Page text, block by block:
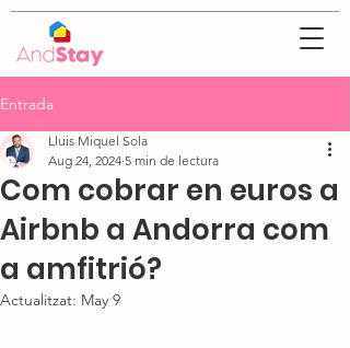
Entrada
Com cobrar en euros a
Airbnb a Andorra com
a amfitrió?
Lluis Miquel Sola
Aug 24, 2024 5 min de lectura
Actualitzat: May 9